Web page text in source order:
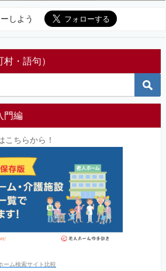
しよう
・語句）
門編
こちらから！